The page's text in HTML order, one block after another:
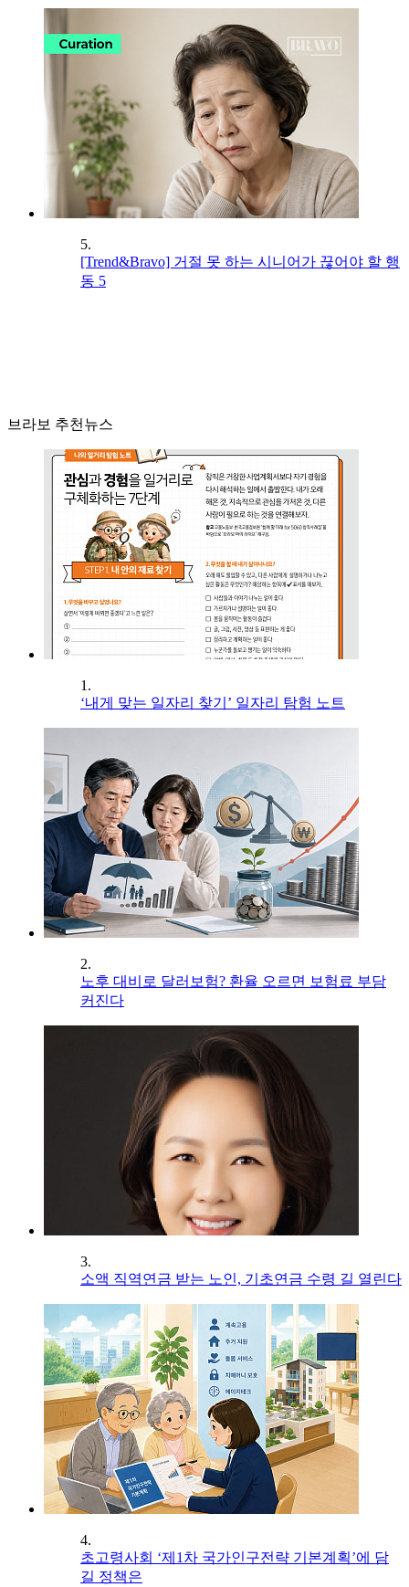
5.
[Trend&Bravo] 거절 못 하는 시니어가 끊어야 할 행
동 5
브라보 추천뉴스
1.
‘내게 맞는 일자리 찾기’ 일자리 탐험 노트
2.
노후 대비로 달러보험? 환율 오르면 보험료 부담
커진다
3.
소액 직역연금 받는 노인, 기초연금 수령 길 열린다
4.
초고령사회 ‘제1차 국가인구전략 기본계획’에 담
길 정책은